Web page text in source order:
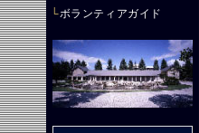
└ボランティアガイド